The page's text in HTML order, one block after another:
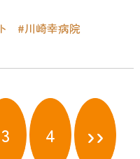
#川崎幸病院
3 4 ››